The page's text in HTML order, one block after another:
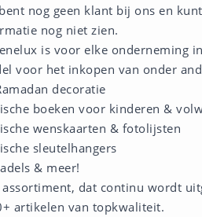
nog geen klant bij ons en
nog niet zien.
is voor elke onderneming
voor het inkopen van onder
decoratie
boeken voor kinderen &
wenskaarten & fotolijsten
sleutelhangers
& meer!
assortiment, dat continu wordt
artikelen van topkwaliteit.